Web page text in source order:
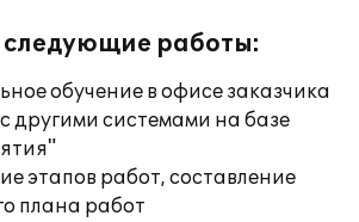
работы:
обучение в офисе заказчика
другими системами на базе
этапов работ, составление
плана работ